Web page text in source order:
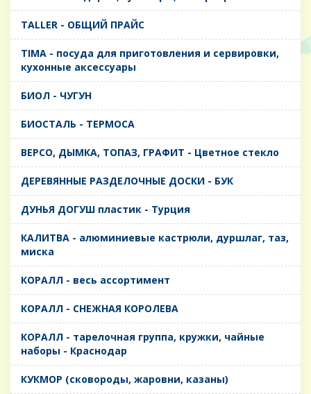
TALLER - ОБЩИЙ ПРАЙС
TIMA - посуда для приготовления и сервировки,
кухонные аксессуары
БИОЛ - ЧУГУН
БИОСТАЛЬ - ТЕРМОСА
ВЕРСО, ДЫМКА, ТОПАЗ, ГРАФИТ - Цветное стекло
ДЕРЕВЯННЫЕ РАЗДЕЛОЧНЫЕ ДОСКИ - БУК
ДУНЬЯ ДОГУШ пластик - Турция
КАЛИТВА - алюминиевые кастрюли, дуршлаг, таз,
миска
КОРАЛЛ - весь ассортимент
КОРАЛЛ - СНЕЖНАЯ КОРОЛЕВА
КОРАЛЛ - тарелочная группа, кружки, чайные
наборы - Краснодар
КУКМОР (сковороды, жаровни, казаны)